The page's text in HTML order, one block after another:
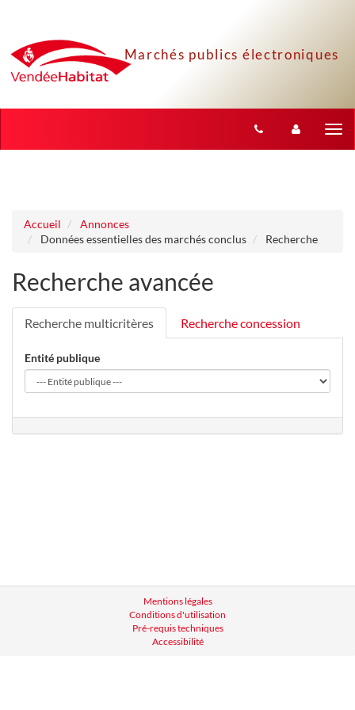
Accueil
Annonces
Données essentielles des marchés conclus
Recherche
Recherche avancée
Recherche multicritères Recherche concession
Entité publique
Mentions légales
Conditions d'utilisation
Pré-requis techniques
Accessibilité